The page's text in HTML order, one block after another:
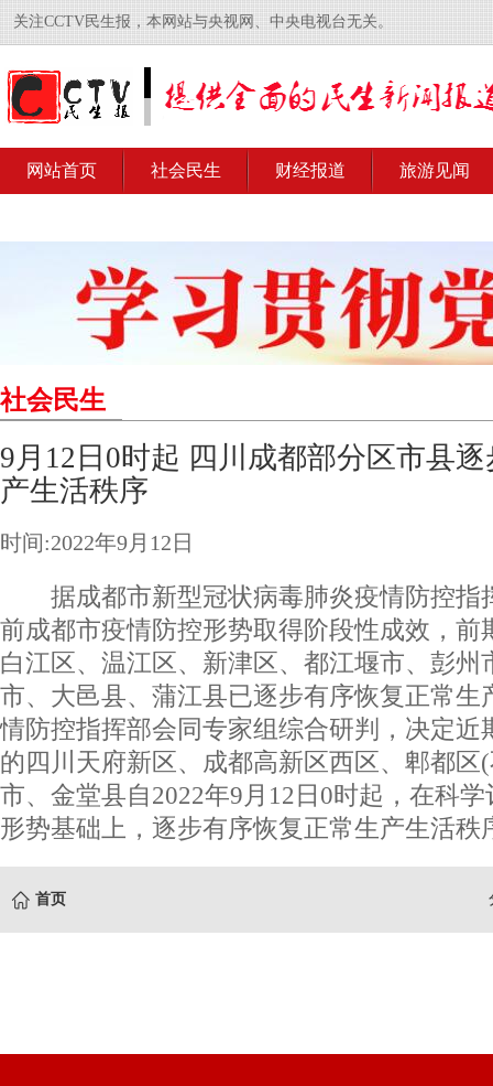
关注CCTV民生报，本网站与央视网、中央电视台无关。
网站首页 社会民生 财经报道 旅游见闻
社会民生
9月12日0时起 四川成都部分区市县
产生活秩序
时间:2022年9月12日
据成都市新型冠状病毒肺炎疫情防控指
前成都市疫情防控形势取得阶段性成效，前
白江区、温江区、新津区、都江堰市、彭州
市、大邑县、蒲江县已逐步有序恢复正常生
情防控指挥部会同专家组综合研判，决定近
的四川天府新区、成都高新区西区、郫都区
市、金堂县自2022年9月12日0时起，在科
形势基础上，逐步有序恢复正常生产生活秩
首页